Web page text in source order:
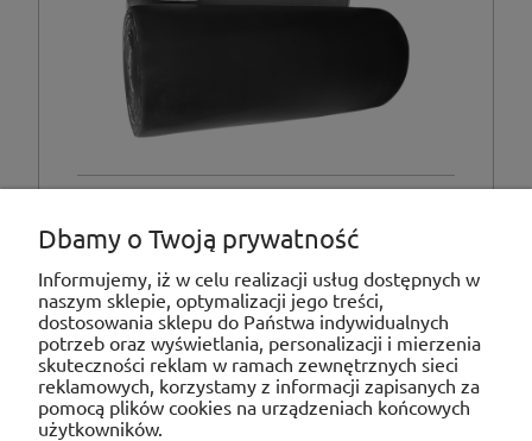
samoprzylepna MST 9 mm, 10m2
Dbamy o Twoją prywatność
Informujemy, iż w celu realizacji usług dostępnych w
naszym sklepie, optymalizacji jego treści,
dostosowania sklepu do Państwa indywidualnych
potrzeb oraz wyświetlania, personalizacji i mierzenia
skuteczności reklam w ramach zewnętrznych sieci
reklamowych, korzystamy z informacji zapisanych za
pomocą plików cookies na urządzeniach końcowych
użytkowników.